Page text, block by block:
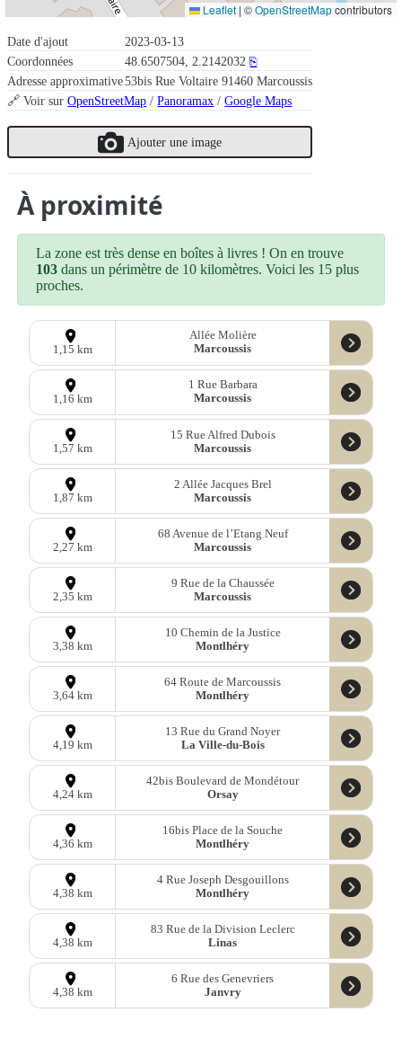
Date d'ajout
2023-03-13
Coordonnées
48.6507504, 2.2142032 ⎘
Adresse approximative53bis Rue Voltaire 91460 Marcoussis
🔗 Voir surOpenStreetMap /Panoramax /Google Maps
Ajouter une image
Leaflet | ©OpenStreetMapcontributors
À proximité
La zone est très dense en boîtes à livres ! On en trouve
103 dans un périmètre de 10 kilomètres. Voici les 15 plus
proches.
1,15 km
Allée Molière
Marcoussis
1,16 km
1 Rue Barbara
Marcoussis
1,57 km
15 Rue Alfred Dubois
Marcoussis
1,87 km
2 Allée Jacques Brel
Marcoussis
2,27 km
68 Avenue de l’Etang Neuf
Marcoussis
2,35 km
9 Rue de la Chaussée
Marcoussis
3,38 km
10 Chemin de la Justice
Montlhéry
3,64 km
64 Route de Marcoussis
Montlhéry
4,19 km
13 Rue du Grand Noyer
La Ville-du-Bois
4,24 km
42bis Boulevard de Mondétour
Orsay
4,36 km
16bis Place de la Souche
Montlhéry
4,38 km
4 Rue Joseph Desgouillons
Montlhéry
4,38 km
83 Rue de la Division Leclerc
Linas
4,38 km
6 Rue des Genevriers
Janvry